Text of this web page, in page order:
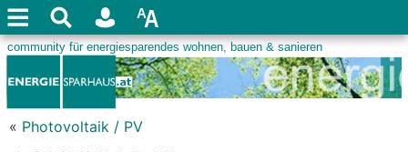
« Photovoltaik / PV